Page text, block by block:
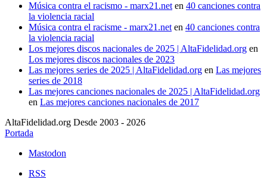
Música contra el racismo - marx21.neten 40 canciones contra
la violencia racial
Música contra el racisme - marx21.neten 40 canciones contra
la violencia racial
Los mejores discos nacionales de 2025 | AltaFidelidad.org en
Los mejores discos nacionales de 2023
Las mejores series de 2025 | AltaFidelidad.org en Las mejores
series de 2018
Las mejores canciones nacionales de 2025 | AltaFidelidad.org
en Las mejores canciones nacionales de 2017
AltaFidelidad.org Desde 2003 - 2026
Portada
Mastodon
RSS